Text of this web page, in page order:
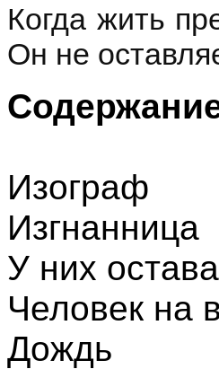
Когда жить
Он не
Изограф
Изгнанница
У них
Человек на
Дождь